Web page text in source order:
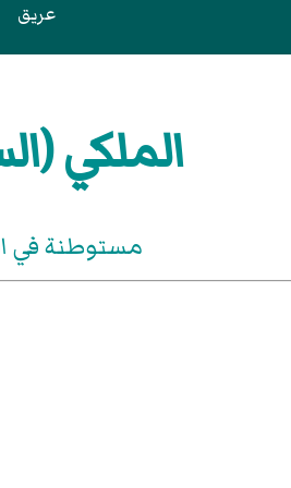
عريق
الملكي
مستوطنة في